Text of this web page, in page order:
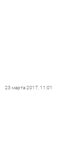
23 марта 2017, 11:01